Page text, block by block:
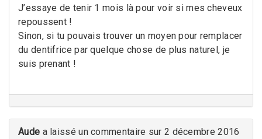
J’essaye de tenir 1 mois là pour voir si mes cheveux
repoussent !
Sinon, si tu pouvais trouver un moyen pour remplacer
du dentifrice par quelque chose de plus naturel, je
suis prenant !
Aude a laissé un commentaire sur 2 décembre 2016